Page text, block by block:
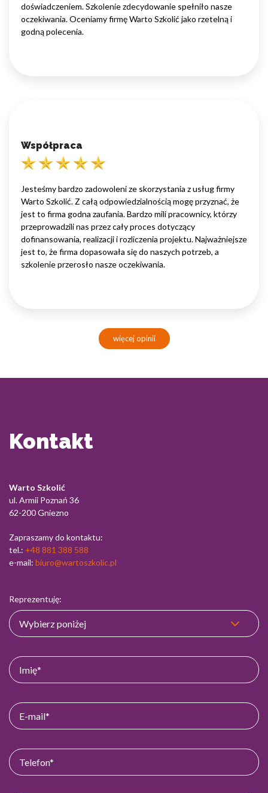
doświadczeniem. Szkolenie zdecydowanie spełniło nasze
oczekiwania. Oceniamy firmę Warto Szkolić jako rzetelną i
godną polecenia.
Współpraca
Jesteśmy bardzo zadowoleni ze skorzystania z usług firmy
Warto Szkolić. Z całą odpowiedzialnością mogę przyznać, że
jest to firma godna zaufania. Bardzo mili pracownicy, którzy
przeprowadzili nas przez cały proces dotyczący
dofinansowania, realizacji i rozliczenia projektu. Najważniejsze
jest to, że firma dopasowała się do naszych potrzeb, a
szkolenie przerosło nasze oczekiwania.
więcej opinii
Kontakt
Warto Szkolić
ul. Armii Poznań 36
62-200 Gniezno
Zapraszamy do kontaktu:
tel.: +48 881 388 588
e-mail: biuro@wartoszkolic.pl
Reprezentuję: